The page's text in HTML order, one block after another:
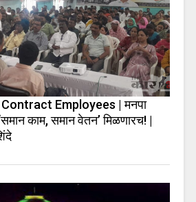
Employees | मनपा
काम, समान वेतन’ मिळणारच! |